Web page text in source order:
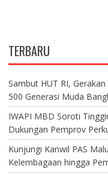
TERBARU
Sambut HUT RI,
500 Generasi Muda
IWAPI MBD Soroti
Dukungan Pemprov
Kunjungi Kanwil PAS
Kelembagaan hingga